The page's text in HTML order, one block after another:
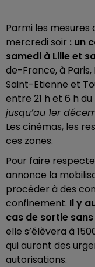
Parmi les
mercredi soir : un
samedi à Lille et
de-France, à Paris,
Saint-Etienne et
entre 21 h et 6 h
jusqu’au 1er
Les cinémas, les
ces zones.
Pour faire
annonce la
procéder à des
confinement. Il y
cas de sortie
elle s’élèvera à
qui auront des
autorisations.